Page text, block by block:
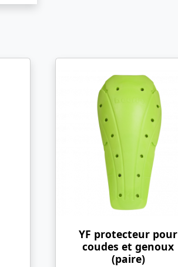
YF protecteur pour
coudes et genoux
(paire)